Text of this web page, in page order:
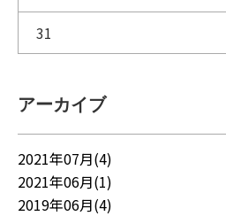
31
アーカイブ
2021年07月(4)
2021年06月(1)
2019年06月(4)